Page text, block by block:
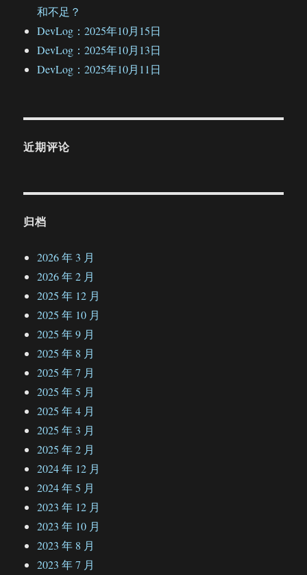
和不足？
DevLog：2025年10月15日
DevLog：2025年10月13日
DevLog：2025年10月11日
近期评论
归档
2026 年 3 月
2026 年 2 月
2025 年 12 月
2025 年 10 月
2025 年 9 月
2025 年 8 月
2025 年 7 月
2025 年 5 月
2025 年 4 月
2025 年 3 月
2025 年 2 月
2024 年 12 月
2024 年 5 月
2023 年 12 月
2023 年 10 月
2023 年 8 月
2023 年 7 月